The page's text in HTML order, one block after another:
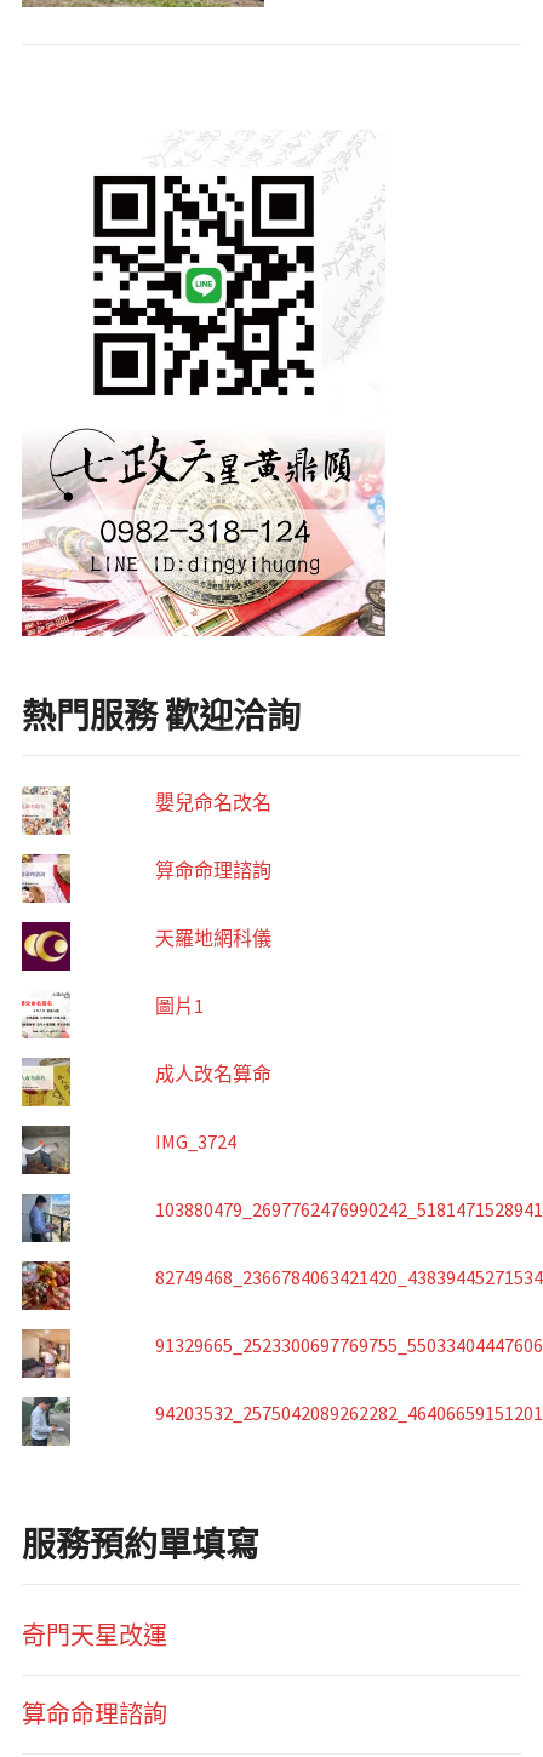
熱門服務 歡迎洽詢
嬰兒命名改名
算命命理諮詢
天羅地網科儀
圖片1
成人改名算命
IMG_3724
服務預約單填寫
奇門天星改運
算命命理諮詢